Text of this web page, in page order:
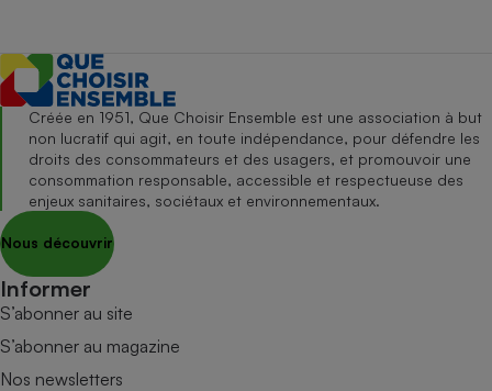
Créée en 1951, Que Choisir Ensemble est une association à but
non lucratif qui agit, en toute indépendance, pour défendre les
droits des consommateurs et des usagers, et promouvoir une
consommation responsable, accessible et respectueuse des
enjeux sanitaires, sociétaux et environnementaux.
Nous découvrir
Informer
S’abonner au site
S’abonner au magazine
Nos newsletters